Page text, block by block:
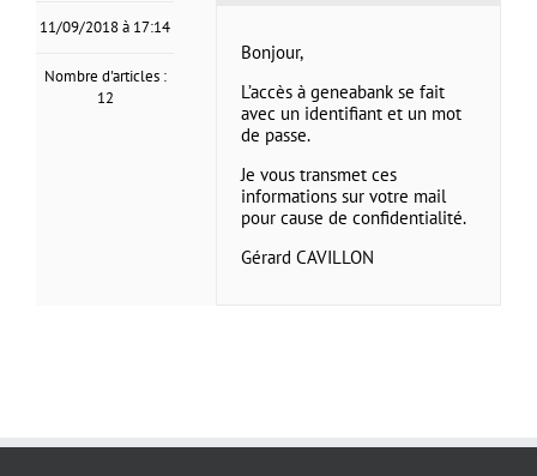
11/09/2018 à 17:14
Nombre d'articles :
12
Bonjour,
L’accès à geneabank se fait
avec un identifiant et un mot
de passe.
Je vous transmet ces
informations sur votre mail
pour cause de confidentialité.
Gérard CAVILLON